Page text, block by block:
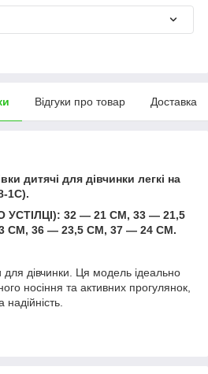
Відгуки про товар Доставка
дитячі для дівчинки легкі на
1C).
УСТІЛЦІ): 32 — 21 СМ, 33 — 21,5
СМ, 36 — 23,5 СМ, 37 — 24 СМ.
для дівчинки. Ця модель ідеально
носіння та активних прогулянок,